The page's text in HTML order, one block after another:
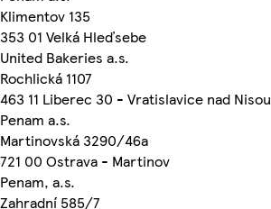
Klimentov 135
353 01 Velká Hleďsebe
United Bakeries a.s.
Rochlická 1107
463 11 Liberec 30 - Vratislavice nad Nisou
Penam a.s.
Martinovská 3290/46a
721 00 Ostrava - Martinov
Penam, a.s.
Zahradní 585/7